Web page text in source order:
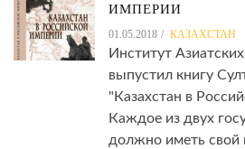
ИМПЕРИИ
01.05.2018 КАЗАХСТАН
Институт
выпустил книгу
"Казахстан в
Каждое из двух
должно иметь свой